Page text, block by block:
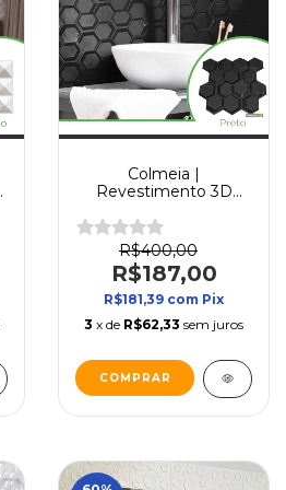
Colmeia |
Revestimento 3D
R$400,00
R$187,00
R$181,39 com Pix
3 x de R$62,33 sem juros
COMPRAR